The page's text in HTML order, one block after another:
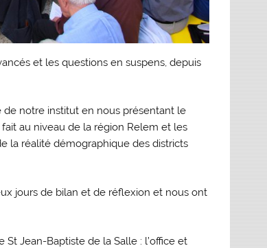
et les questions en suspens, depuis
notre institut en nous présentant le
au niveau de la région Relem et les
la réalité démographique des districts
jours de bilan et de réflexion et nous ont
Jean-Baptiste de la Salle : l’office et